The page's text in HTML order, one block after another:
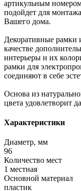
артикульным
подойдет для
Вашего дома.
Декоративные рамки
качестве
интерьеры и их
рамки для
соединяют в себе
Основа из
цвета удовлетворит
Характеристики
Диаметр, мм
96
Количество мест
1 местная
Основной материал
пластик